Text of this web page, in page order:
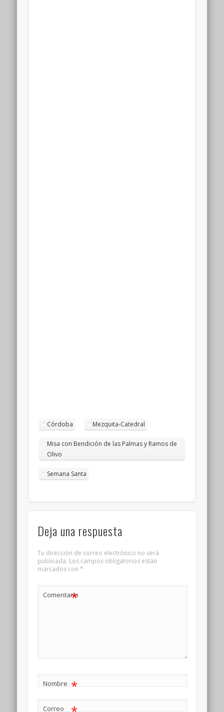
Córdoba Mezquita-Catedral
Misa con Bendición de las Palmas y Ramos de
Olivo
Semana Santa
Deja una respuesta
Tu dirección de correo electrónico no será
publicada. Los campos obligatorios están
marcados con *
Comentario
*
Nombre *
Correo